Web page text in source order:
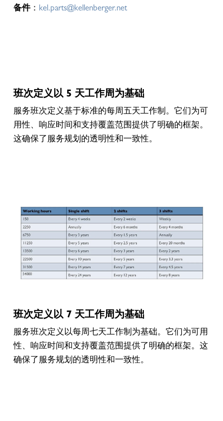
备件： kel.parts@kellenberger.net
班次定义以 5 天工作周为基础
服务班次定义基于标准的每周五天工作制。它们为可
用性、响应时间和支持覆盖范围提供了明确的框架。
这确保了服务规划的透明性和一致性。
班次定义以 7 天工作周为基础
服务班次定义以每周七天工作制为基础。它们为可用
性、响应时间和支持覆盖范围提供了明确的框架。这
确保了服务规划的透明性和一致性。